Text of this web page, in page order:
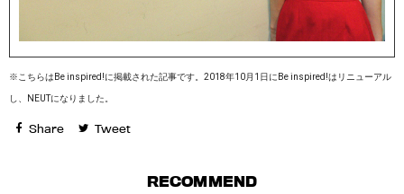
※こちらはBe inspired!に掲載された記事です。2018年10月1日にBe inspired!はリニューアル
し、NEUTになりました。
Share Tweet
RECOMMEND